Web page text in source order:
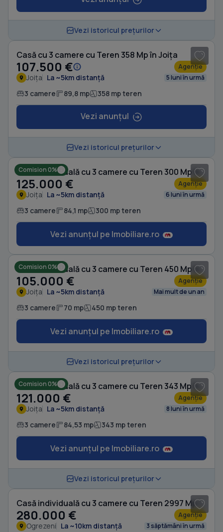
Vezi istoricul prețurilor
Casă cu 3 camere cu Teren 358 Mp în Joița
107.500 € Agenție
Joița La ~5km distanță 5 luni în urmă
3 camere 89,8 mp 358 mp teren
Vezi anunțul
Vezi istoricul prețurilor
Comision 0% Casă individuală cu 3 camere cu Teren 300 Mp în Joița
125.000 € Agenție
Joița La ~5km distanță 6 luni în urmă
3 camere 84,1 mp 300 mp teren
Vezi anunțul pe Imobiliare.ro
Comision 0% Casă individuală cu 3 camere cu Teren 450 Mp în Joița
105.000 € Agenție
Joița La ~5km distanță Mai mult de un an
3 camere 70 mp 450 mp teren
Vezi anunțul pe Imobiliare.ro
Vezi istoricul prețurilor
Comision 0% Casă individuală cu 3 camere cu Teren 343 Mp în Joița
121.000 € Agenție
Joița La ~5km distanță 8 luni în urmă
3 camere 84,53 mp 343 mp teren
Vezi anunțul pe Imobiliare.ro
Vezi istoricul prețurilor
Casă individuală cu 3 camere cu Teren 2997 Mp în Ogrezeni
280.000 € Agenție
Ogrezeni La ~10km distanță 3 săptămâni în urmă